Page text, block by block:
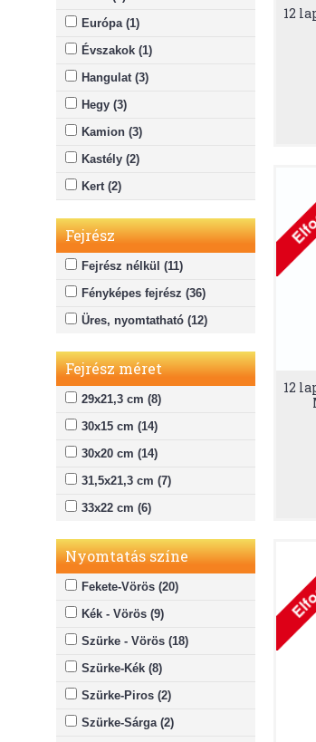
Európa (1)
Évszakok (1)
Hangulat (3)
Hegy (3)
Kamion (3)
Kastély (2)
Kert (2)
Magyarország (3)
Magyarország térkép (2)
Meditáció (1)
Nincs (25)
Sziget (1)
Táj (2)
Város (2)
Városok (1)
Virágok (2)
Vízpart (1)
Fejrész
Fejrész nélkül (11)
Fényképes fejrész (36)
Üres, nyomtatható (12)
Fejrész méret
29x21,3 cm (8)
30x15 cm (14)
30x20 cm (14)
31,5x21,3 cm (7)
33x22 cm (6)
Nyomtatás színe
Fekete-Vörös (20)
Kék - Vörös (9)
Szürke - Vörös (18)
Szürke-Kék (8)
Szürke-Piros (2)
Szürke-Sárga (2)
12
12